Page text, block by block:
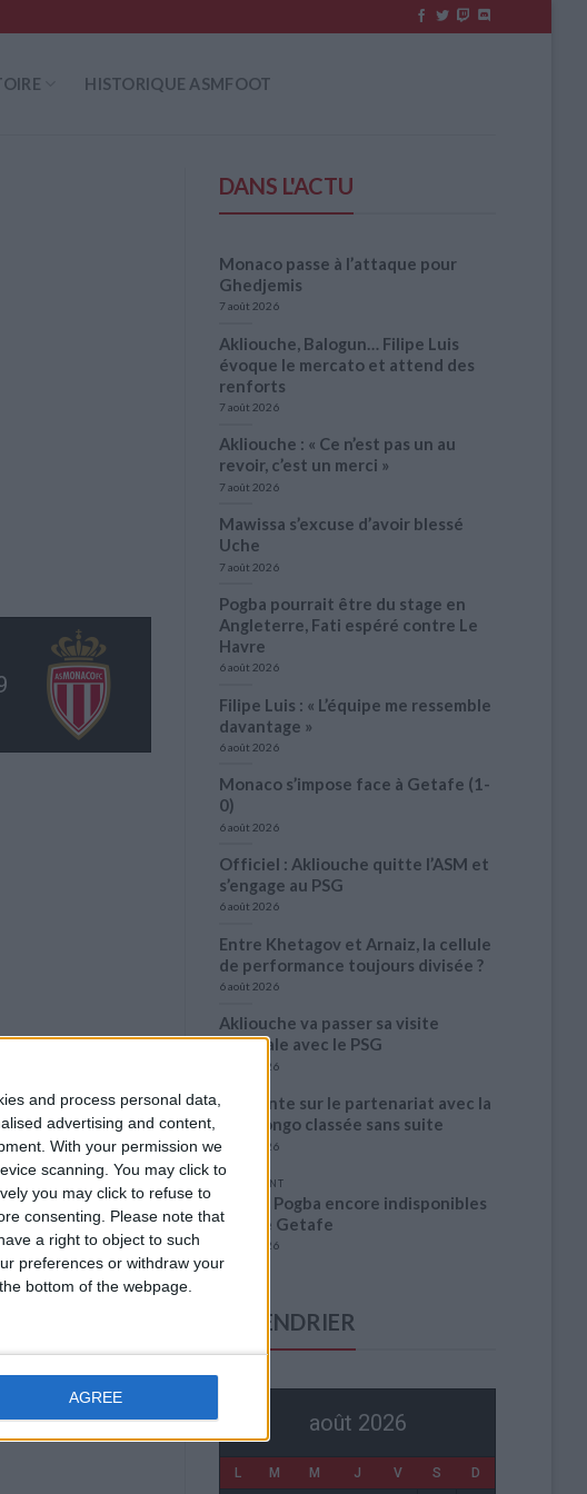
and process personal data,
advertising and content,
With your permission we
scanning. You may click to
you may click to refuse to
consenting.
Please note that
a right to object to such
preferences or withdraw your
bottom of the webpage.
AGREE
HISTORIQUE ASMFOOT
DANS L'ACTU
Monaco passe à l’attaque pour
Ghedjemis
7 août 2026
Akliouche, Balogun… Filipe Luis
évoque le mercato et attend des
renforts
7 août 2026
Akliouche : « Ce n’est pas un au
revoir, c’est un merci »
7 août 2026
Mawissa s’excuse d’avoir blessé
Uche
7 août 2026
Pogba pourrait être du stage en
Angleterre, Fati espéré contre Le
Havre
6 août 2026
Filipe Luis : « L’équipe me ressemble
davantage »
6 août 2026
Monaco s’impose face à Getafe (1-
0)
6 août 2026
Officiel : Akliouche quitte l’ASM et
s’engage au PSG
6 août 2026
Entre Khetagov et Arnaiz, la cellule
de performance toujours divisée ?
6 août 2026
Akliouche va passer sa visite
médicale avec le PSG
6 août 2026
La plainte sur le partenariat avec la
R.D. Congo classée sans suite
6 août 2026
1 COMMENT
Fati et Pogba encore indisponibles
contre Getafe
6 août 2026
CALENDRIER
août 2026
L M M J V S D